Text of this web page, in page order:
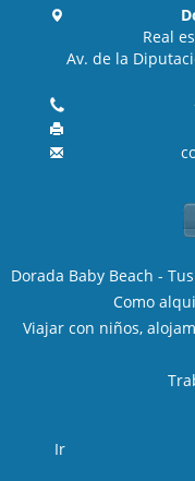
Real
Av. de la
Dorada Baby Beach -
Como
Viajar con niños,
Ir